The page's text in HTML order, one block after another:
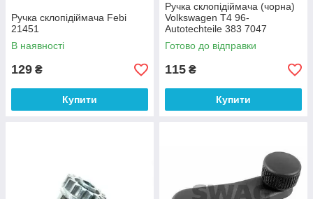
Ручка склопідіймача Febi
21451
В наявності
129 ₴
Купити
Ручка склопідіймача (чорна)
Volkswagen T4 96-
Autotechteile 383 7047
Готово до відправки
115 ₴
Купити